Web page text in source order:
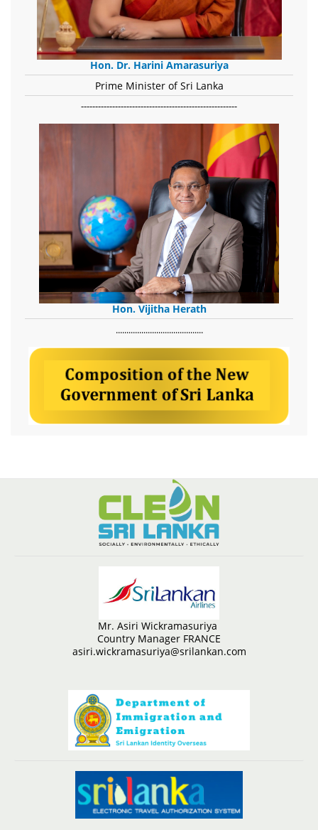
Hon. Dr. Harini Amarasuriya
Prime Minister of Sri Lanka
-------------------------------------------------------
Hon. Vijitha Herath
​.........................................
Mr. Asiri Wickramasuriya
Country Manager FRANCE
asiri.wickramasuriya@srilankan.com